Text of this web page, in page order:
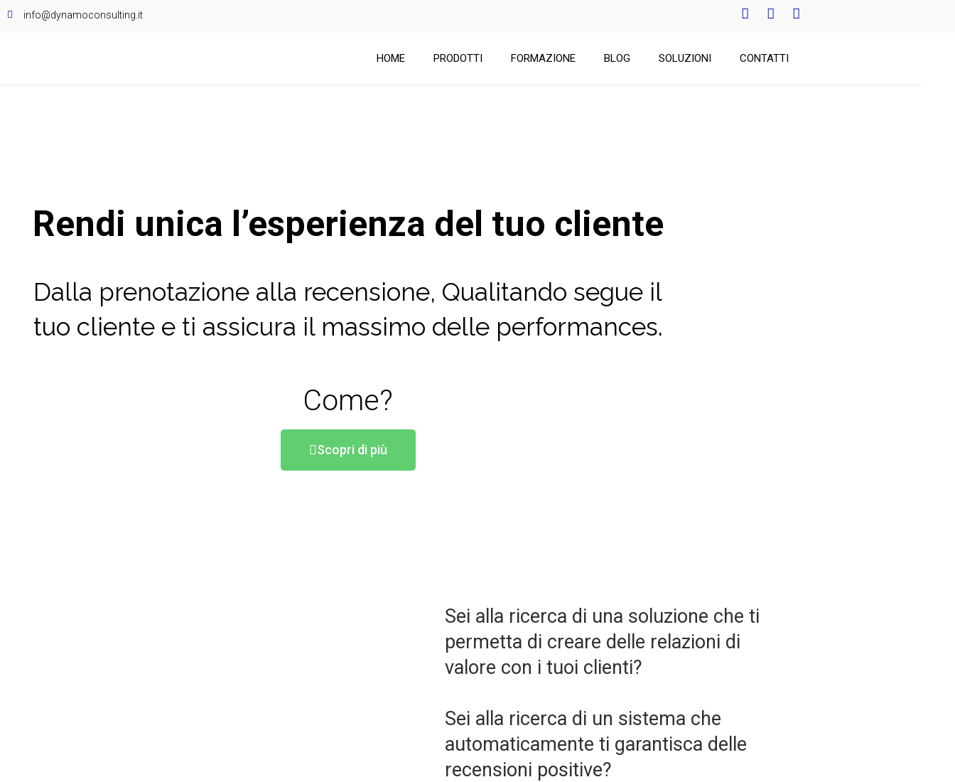
info@dynamoconsulting.it
HOME PRODOTTI FORMAZIONE BLOG SOLUZIONI CONTATTI
Rendi unica l’esperienza del tuo cliente
Dalla prenotazione alla recensione, Qualitando segue il
tuo cliente e ti assicura il massimo delle performances.
Come?
Scopri di più
Sei alla ricerca di una soluzione che ti
permetta di creare delle relazioni di
valore con i tuoi clienti?
Sei alla ricerca di un sistema che
automaticamente ti garantisca delle
recensioni positive?